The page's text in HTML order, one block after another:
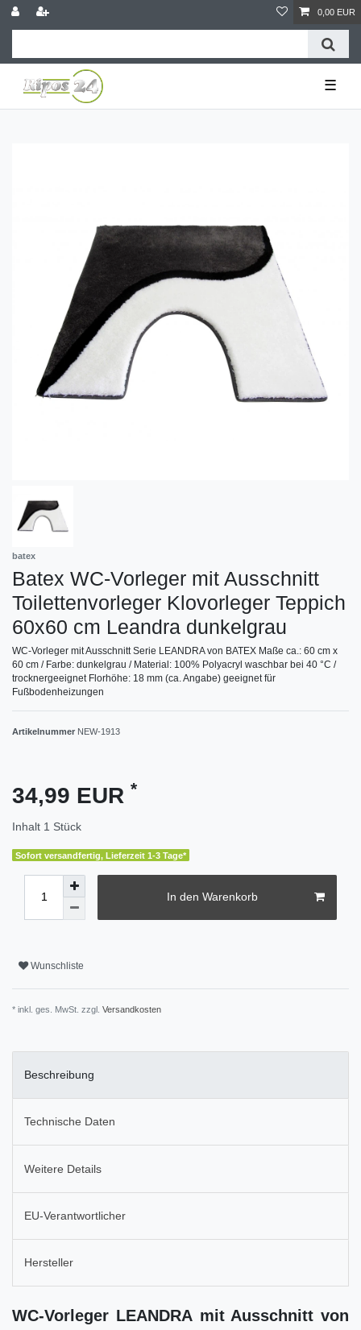
0,00 EUR
☰
batex
Batex WC-Vorleger mit Ausschnitt
Toilettenvorleger Klovorleger Teppich
60x60 cm Leandra dunkelgrau
WC-Vorleger mit Ausschnitt Serie LEANDRA von BATEX Maße ca.: 60 cm x
60 cm / Farbe: dunkelgrau / Material: 100% Polyacryl waschbar bei 40 °C /
trocknergeeignet Florhöhe: 18 mm (ca. Angabe) geeignet für
Fußbodenheizungen
Artikelnummer NEW-1913
34,99 EUR *
Inhalt 1 Stück
Sofort versandfertig, Lieferzeit 1-3 Tage*
In den Warenkorb
Wunschliste
* inkl. ges. MwSt. zzgl. Versandkosten
Beschreibung
Technische Daten
Weitere Details
EU-Verantwortlicher
Hersteller
WC-Vorleger LEANDRA mit Ausschnitt von